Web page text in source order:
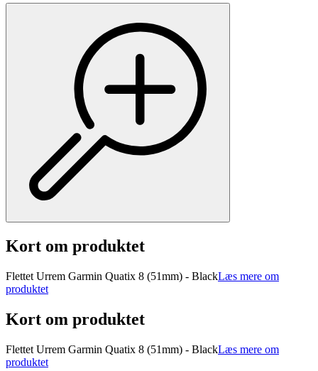
Kort om produktet
Flettet Urrem Garmin Quatix 8 (51mm) - BlackLæs mere om
produktet
Kort om produktet
Flettet Urrem Garmin Quatix 8 (51mm) - BlackLæs mere om
produktet